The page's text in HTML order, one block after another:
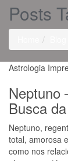
Posts
Astrologia
Neptuno
Busca
Neptuno,
total, amorosa
como nos